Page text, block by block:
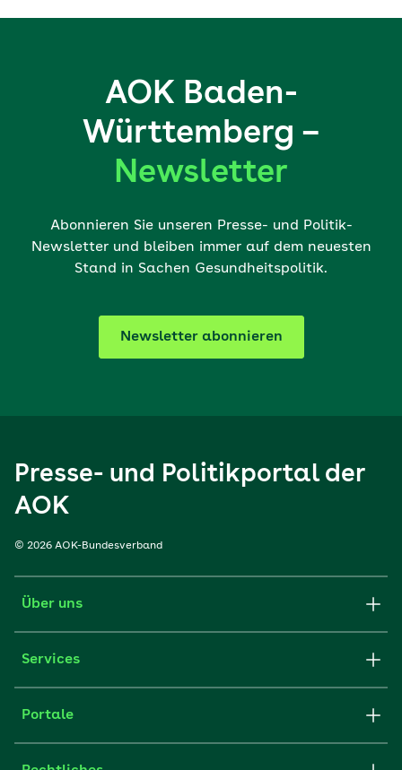
AOK Baden-
Württemberg –
Newsletter
Abonnieren Sie unseren Presse- und Politik-
Newsletter und bleiben immer auf dem neuesten
Stand in Sachen Gesundheitspolitik.
Newsletter abonnieren
Presse- und Politikportal der
AOK
© 2026 AOK-Bundesverband
Über uns
Services
Portale